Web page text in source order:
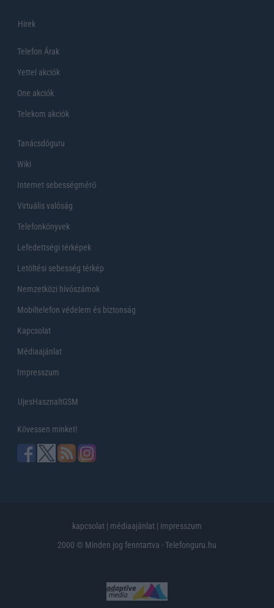
Hirek
Telefon Árak
Yettel akciók
One akciók
Telekom akciók
Tanácsdóguru
Wiki
Internet sebességmérő
Virtuális valóság
Telefonkönyvek
Lefedettségi térképek
Letöltési sebesség térkép
Nemzetközi hívószámok
Mobiltelefon védelem és biztonság
Kapcsolat
Médiaajánlat
Impresszum
UjesHasznaltGSM
Kövessen minket!
kapcsolat | médiaajánlat | impresszum
2000 © Minden jog fenntartva - Telefonguru.hu